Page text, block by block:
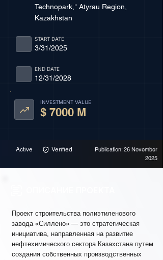
Technopark," Atyrau Region,
Kazakhstan
3/31/2025
START DATE
12/31/2028
END DATE
INVESTMENT VALUE
$ 7000 M
Active Verified
Publication: 26 November
2025
Проект строительства полиэтиленового
завода «Силлено» — это стратегическая
инициатива, направленная на развитие
нефтехимического сектора Казахстана путем
создания собственных производственных